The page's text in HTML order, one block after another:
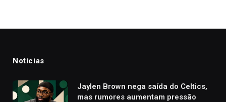
Notícias
Jaylen Brown nega saída do Celtics,
mas rumores aumentam pressão